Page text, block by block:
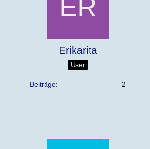
Erikarita
User
Beiträge 2